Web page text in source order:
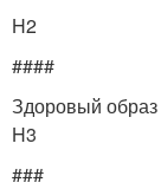
H2
####
Здоровый
H3
###